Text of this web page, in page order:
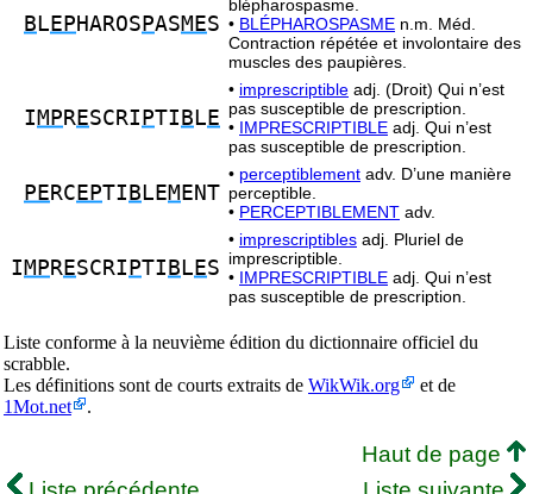
B L EP HAROS PASMES
blépharospasme.
• BLÉPHAROSPASME n.m. Méd.
Contraction répétée et involontaire des
muscles des paupières.
I MP RESCRI PTI B L E
• imprescriptible adj. (Droit) Qui n’est
pas susceptible de prescription.
• IMPRESCRIPTIBLE adj. Qui n’est
pas susceptible de prescription.
PE RC EPTI B LEM ENT
• perceptiblement adv. D’une manière
perceptible.
• PERCEPTIBLEMENT adv.
I MP RESCRI PTI B L ES
• imprescriptibles adj. Pluriel de
imprescriptible.
• IMPRESCRIPTIBLE adj. Qui n’est
pas susceptible de prescription.
Liste conforme à la neuvième édition du dictionnaire officiel du
scrabble.
Les définitions sont de courts extraits de WikWik.org
et de
1Mot.net
.
Haut de page